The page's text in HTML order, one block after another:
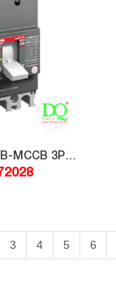
MCCB 3P
3 4 5 6